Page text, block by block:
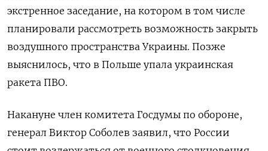
экстренное заседание, на котором в том числе
планировали рассмотреть возможность закрыть
воздушного пространства Украины. Позже
выяснилось, что в Польше упала украинская
ракета ПВО.
Накануне член комитета Госдумы по обороне,
генерал Виктор Соболев заявил, что России